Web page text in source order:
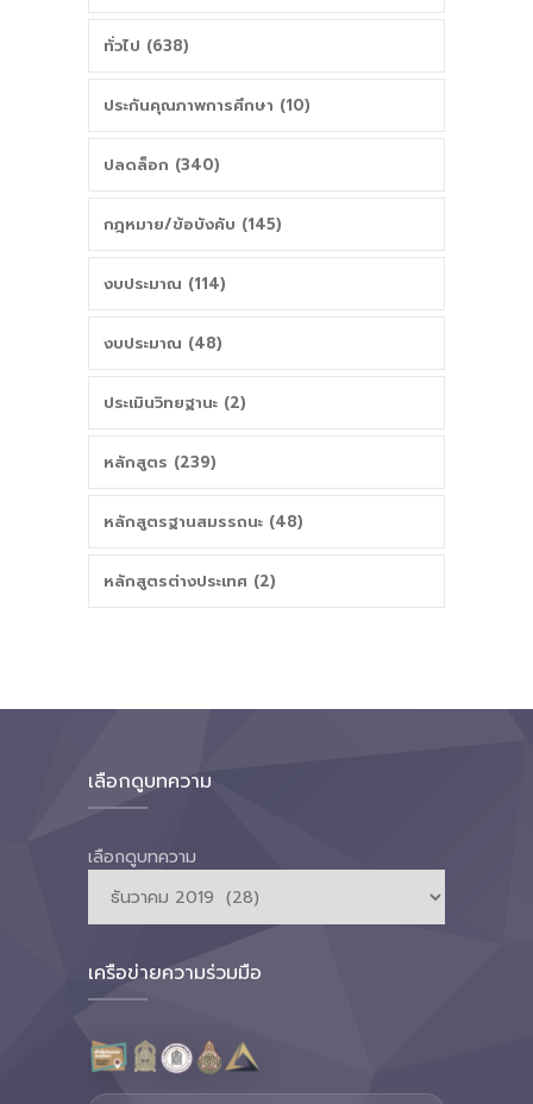
ทั่วไป (638)
ประกันคุณภาพการศึกษา (10)
ปลดล็อก (340)
กฎหมาย/ข้อบังคับ (145)
งบประมาณ (114)
งบประมาณ (48)
ประเมินวิทยฐานะ (2)
หลักสูตร (239)
หลักสูตรฐานสมรรถนะ (48)
หลักสูตรต่างประเทศ (2)
เลือกดูบทความ
เลือกดูบทความ
เครือข่ายความร่วมมือ